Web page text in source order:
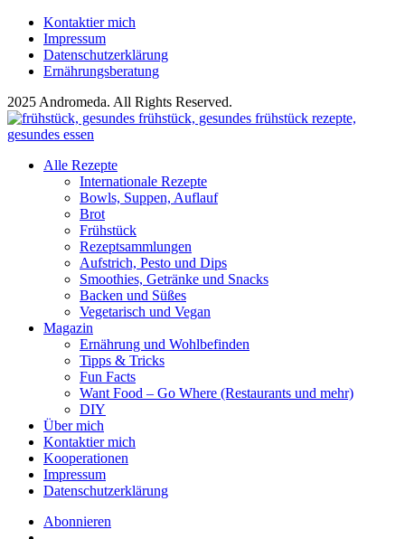
Kontaktier mich
Impressum
Datenschutzerklärung
Ernährungsberatung
2025 Andromeda. All Rights Reserved.
Alle Rezepte
Internationale Rezepte
Bowls, Suppen, Auflauf
Brot
Frühstück
Rezeptsammlungen
Aufstrich, Pesto und Dips
Smoothies, Getränke und Snacks
Backen und Süßes
Vegetarisch und Vegan
Magazin
Ernährung und Wohlbefinden
Tipps & Tricks
Fun Facts
Want Food – Go Where (Restaurants und mehr)
DIY
Über mich
Kontaktier mich
Kooperationen
Impressum
Datenschutzerklärung
Abonnieren